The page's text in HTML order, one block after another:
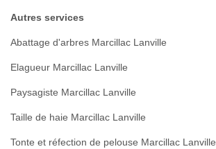
Autres services
Abattage d'arbres Marcillac Lanville
Elagueur Marcillac Lanville
Paysagiste Marcillac Lanville
Taille de haie Marcillac Lanville
Tonte et réfection de pelouse Marcillac Lanville